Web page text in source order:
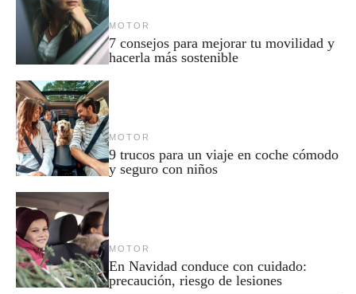
MOTOR
7 consejos para mejorar tu movilidad y
hacerla más sostenible
MOTOR
9 trucos para un viaje en coche cómodo
y seguro con niños
MOTOR
En Navidad conduce con cuidado:
precaución, riesgo de lesiones